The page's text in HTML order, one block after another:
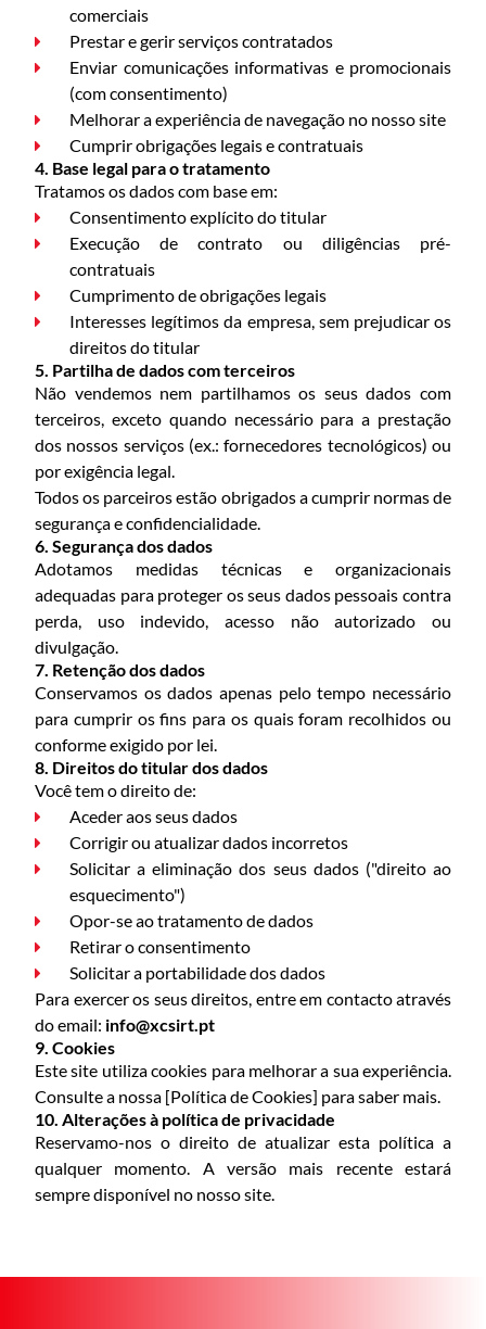
INÍCIO
CONTACTO
comerciais
Prestar e gerir serviços contratados
Enviar comunicações informativas e promocionais
(com consentimento)
Melhorar a experiência de navegação no nosso site
Cumprir obrigações legais e contratuais
4. Base legal para o tratamento
Tratamos os dados com base em:
Consentimento explícito do titular
Execução de contrato ou diligências pré-
contratuais
Cumprimento de obrigações legais
Interesses legítimos da empresa, sem prejudicar os
direitos do titular
5. Partilha de dados com terceiros
Não vendemos nem partilhamos os seus dados com
terceiros, exceto quando necessário para a prestação
dos nossos serviços (ex.: fornecedores tecnológicos) ou
por exigência legal.
Todos os parceiros estão obrigados a cumprir normas de
segurança e confidencialidade.
6. Segurança dos dados
Adotamos medidas técnicas e organizacionais
adequadas para proteger os seus dados pessoais contra
perda, uso indevido, acesso não autorizado ou
divulgação.
7. Retenção dos dados
Conservamos os dados apenas pelo tempo necessário
para cumprir os fins para os quais foram recolhidos ou
conforme exigido por lei.
8. Direitos do titular dos dados
Você tem o direito de:
Aceder aos seus dados
Corrigir ou atualizar dados incorretos
Solicitar a eliminação dos seus dados ("direito ao
esquecimento")
Opor-se ao tratamento de dados
Retirar o consentimento
Solicitar a portabilidade dos dados
Para exercer os seus direitos, entre em contacto através
do email: info@xcsirt.pt
9. Cookies
Este site utiliza cookies para melhorar a sua experiência.
Consulte a nossa [Política de Cookies] para saber mais.
10. Alterações à política de privacidade
Reservamo-nos o direito de atualizar esta política a
qualquer momento. A versão mais recente estará
sempre disponível no nosso site.